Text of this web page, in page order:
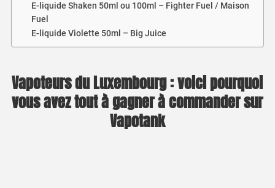
E-liquide Shaken 50ml ou 100ml – Fighter Fuel / Maison
Fuel
E-liquide Violette 50ml – Big Juice
Vapoteurs du Luxembourg : voici pourquoi
vous avez tout à gagner à commander sur
Vapotank